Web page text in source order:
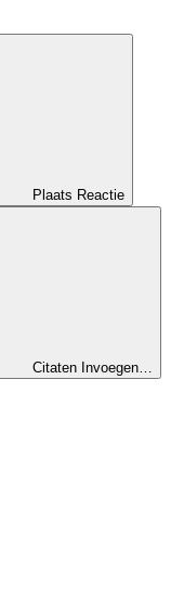
Plaats Reactie
Citaten Invoegen…